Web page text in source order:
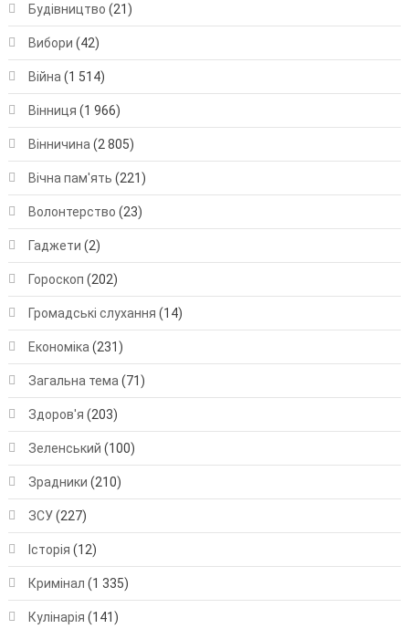
Будівництво (21)
Вибори (42)
Війна (1 514)
Вінниця (1 966)
Вінничина (2 805)
Вічна пам'ять (221)
Волонтерство (23)
Гаджети (2)
Гороскоп (202)
Громадські слухання (14)
Економіка (231)
Загальна тема (71)
Здоров'я (203)
Зеленський (100)
Зрадники (210)
ЗСУ(227)
Історія (12)
Кримінал (1 335)
Кулінарія (141)